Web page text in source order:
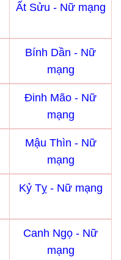
Ất Sửu - Nữ mạng
Bính Dần - Nữ
mạng
Đinh Mão - Nữ
mạng
Mậu Thìn - Nữ
mạng
Kỷ Tỵ - Nữ mạng
Canh Ngọ - Nữ
mạng